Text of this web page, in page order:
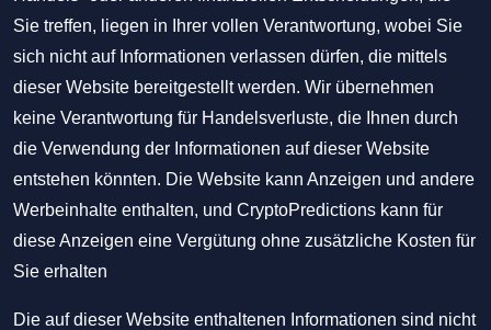
Sie treffen, liegen in Ihrer vollen Verantwortung, wobei Sie
sich nicht auf Informationen verlassen dürfen, die mittels
dieser Website bereitgestellt werden. Wir übernehmen
keine Verantwortung für Handelsverluste, die Ihnen durch
die Verwendung der Informationen auf dieser Website
entstehen könnten. Die Website kann Anzeigen und andere
Werbeinhalte enthalten, und CryptoPredictions kann für
diese Anzeigen eine Vergütung ohne zusätzliche Kosten für
Sie erhalten
Die auf dieser Website enthaltenen Informationen sind nicht